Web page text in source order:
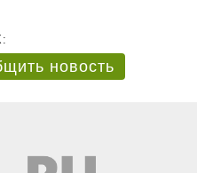
новость